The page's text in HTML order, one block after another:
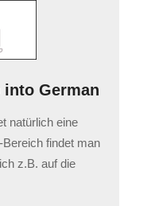
German
natürlich eine
findet man
z.B. auf die